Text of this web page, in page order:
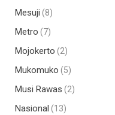
Mesuji (8)
Metro (7)
Mojokerto (2)
Mukomuko (5)
Musi Rawas (2)
Nasional (13)